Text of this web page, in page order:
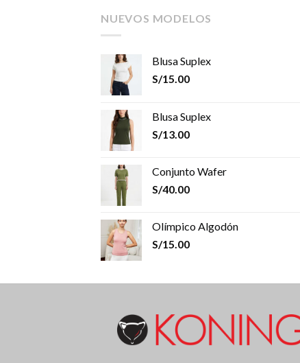
NUEVOS MODELOS
Blusa Suplex
S/15.00
Blusa Suplex
S/13.00
Conjunto Wafer
S/40.00
Olímpico Algodón
S/15.00